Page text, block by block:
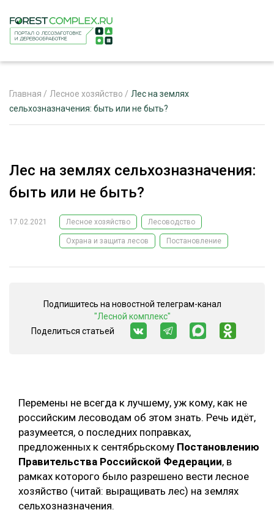
РЕКЛАМОДАТЕЛЯМ
ЛЕСНОЕ ХОЗЯЙСТВО
ЛЕСОЗАГОТОВКА
БИОЭНЕРГЕТИКА
ПРОИЗВОДСТВО ДРЕВЕСНЫХ ПЛИТ
ЦБП
КОМПЛЕКСНАЯ ПЕРЕРАБОТКА
ЛЕСОПИЛЕНИЕ
ДЕРЕВЯННОЕ ДОМОСТРОЕНИЕ
Главная / Лесное хозяйство / Лес на землях
сельхозназначения: быть или не быть?
Лес на землях сельхозназначения:
быть или не быть?
17.02.2021 Лесное хозяйство Лесоводство
Охрана и защита лесов Постановление
Перемены не всегда к лучшему, уж кому, как не
российским лесоводам об этом знать. Речь идёт,
разумеется, о последних поправках,
предложенных к сентябрьскому Постановлению
Правительства Российской Федерации, в
рамках которого было разрешено вести лесное
хозяйство (читай: выращивать лес) на землях
сельхозназначения.
Подпишитесь на новостной телеграм-канал
"Лесной комплекс"
Поделиться статьей